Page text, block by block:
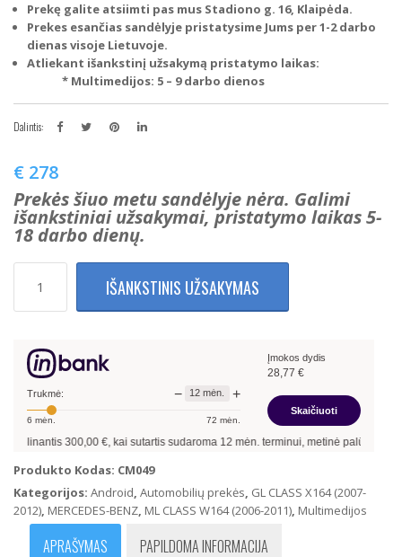
Prekę galite atsiimti pas mus Stadiono g. 16, Klaipėda.
Prekes esančias sandėlyje pristatysime Jums per 1-2 darbo
dienas visoje Lietuvoje.
Atliekant išankstinį užsakymą pristatymo laikas:
* Multimedijos: 5 – 9 darbo dienos
Dalintis:
€ 278
Prekės šiuo metu sandėlyje nėra. Galimi
išankstiniai užsakymai, pristatymo laikas 5-
18 darbo dienų.
kiekis:
GL
W164
Multimedija
(Android
10)
IŠANKSTINIS UŽSAKYMAS
Trukmė: − 12 mėn. +
6 mėn. 72 mėn.
Įmokos dydis
28,77 €
Skaičiuoti
300,00€, kai sutartis sudaroma12mėn. terminui, metinė palūkanų
Produkto Kodas: CM049
Kategorijos: Android, Automobilių prekės, GL CLASS X164 (2007-
2012), MERCEDES-BENZ, ML CLASS W164 (2006-2011), Multimedijos
APRAŠYMAS PAPILDOMA INFORMACIJA